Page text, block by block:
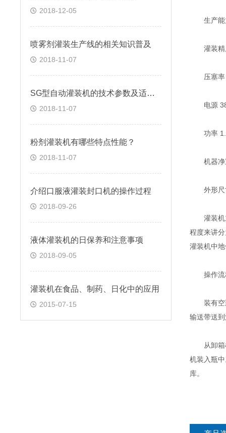
生产能
灌装精
压塞率
电源
功率
机器净
外形尺
灌装机主
程度来讲
灌装机中
操作流
装有空瓶
输送带送
从卸箱机
机装入瓶
库。
2018-12-05
喷雾剂灌装生产线的相关知识普及
2018-11-07
SG型自动灌装机的技术参数及适用范围
2018-11-07
粉剂灌装机有哪些特点性能？
2018-11-07
介绍口服液灌装封口机的操作过程
2018-09-26
液体灌装机的日保养和注意事项
2018-09-05
灌装机在食品、制药、日化中的应用
2015-07-15